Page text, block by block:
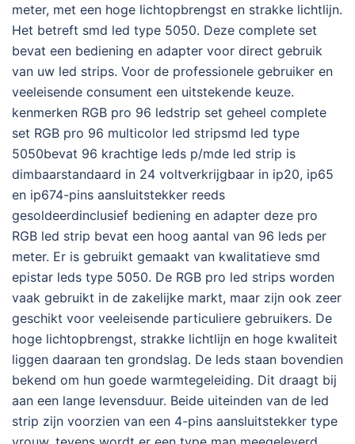
meter, met een hoge lichtopbrengst en strakke lichtlijn.
Het betreft smd led type 5050. Deze complete set
bevat een bediening en adapter voor direct gebruik
van uw led strips. Voor de professionele gebruiker en
veeleisende consument een uitstekende keuze.
kenmerken RGB pro 96 ledstrip set geheel complete
set RGB pro 96 multicolor led stripsmd led type
5050bevat 96 krachtige leds p/mde led strip is
dimbaarstandaard in 24 voltverkrijgbaar in ip20, ip65
en ip674-pins aansluitstekker reeds
gesoldeerdinclusief bediening en adapter deze pro
RGB led strip bevat een hoog aantal van 96 leds per
meter. Er is gebruikt gemaakt van kwalitatieve smd
epistar leds type 5050. De RGB pro led strips worden
vaak gebruikt in de zakelijke markt, maar zijn ook zeer
geschikt voor veeleisende particuliere gebruikers. De
hoge lichtopbrengst, strakke lichtlijn en hoge kwaliteit
liggen daaraan ten grondslag. De leds staan bovendien
bekend om hun goede warmtegeleiding. Dit draagt bij
aan een lange levensduur. Beide uiteinden van de led
strip zijn voorzien van een 4-pins aansluitstekker type